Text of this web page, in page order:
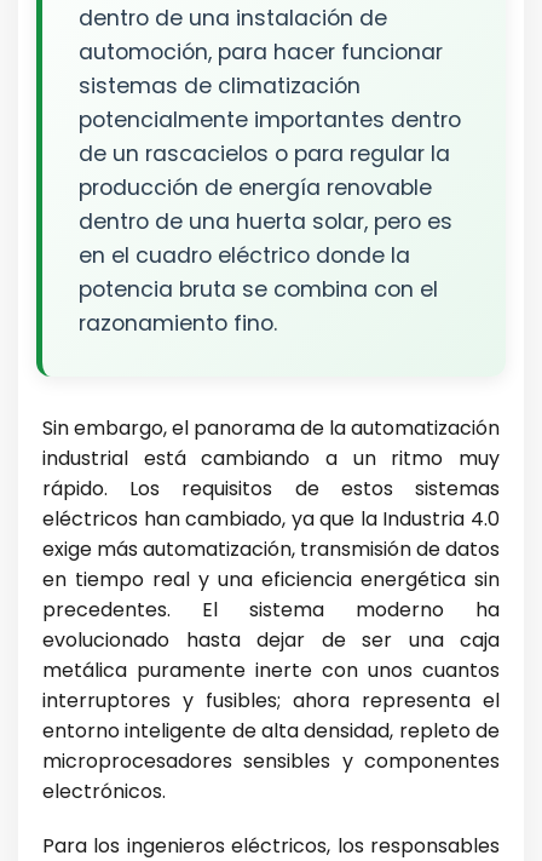
dentro de una instalación de
automoción, para hacer funcionar
sistemas de climatización
potencialmente importantes dentro
de un rascacielos o para regular la
producción de energía renovable
dentro de una huerta solar, pero es
en el cuadro eléctrico donde la
potencia bruta se combina con el
razonamiento fino.
Sin embargo, el panorama de la automatización
industrial está cambiando a un ritmo muy
rápido. Los requisitos de estos sistemas
eléctricos han cambiado, ya que la Industria 4.0
exige más automatización, transmisión de datos
en tiempo real y una eficiencia energética sin
precedentes. El sistema moderno ha
evolucionado hasta dejar de ser una caja
metálica puramente inerte con unos cuantos
interruptores y fusibles; ahora representa el
entorno inteligente de alta densidad, repleto de
microprocesadores sensibles y componentes
electrónicos.
Para los ingenieros eléctricos, los responsables